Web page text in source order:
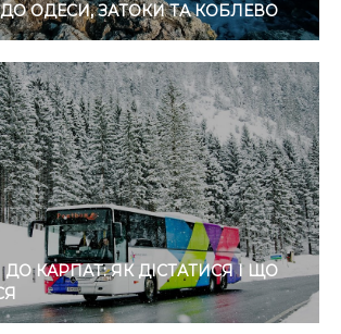
ОДЕСИ, ЗАТОКИ ТА КОБЛЕВО
КАРПАТ: ЯК ДІСТАТИСЯ І ЩО